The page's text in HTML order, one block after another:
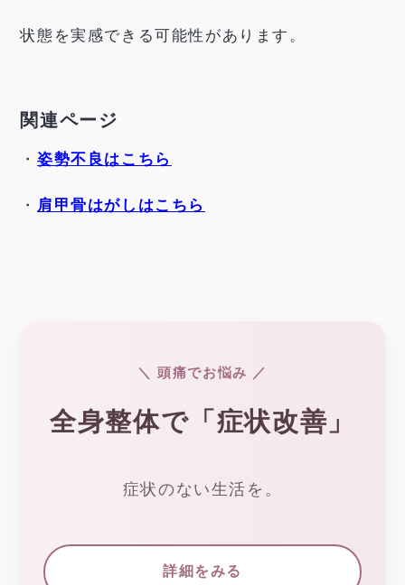
状態を実感できる可能性があります。
関連ページ
・ 姿勢不良はこちら
・ 肩甲骨はがしはこちら
＼ 頭痛でお悩み ／
全身整体で「症状改善」
症状のない生活を。
詳細をみる